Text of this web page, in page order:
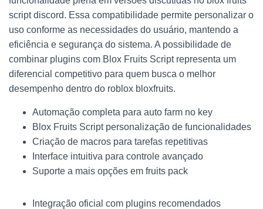
script discord. Essa compatibilidade permite personalizar o
uso conforme as necessidades do usuário, mantendo a
eficiência e segurança do sistema. A possibilidade de
combinar plugins com Blox Fruits Script representa um
diferencial competitivo para quem busca o melhor
desempenho dentro do roblox bloxfruits.
Automação completa para auto farm no key
Blox Fruits Script personalização de funcionalidades
Criação de macros para tarefas repetitivas
Interface intuitiva para controle avançado
Suporte a mais opções em fruits pack
Integração oficial com plugins recomendados